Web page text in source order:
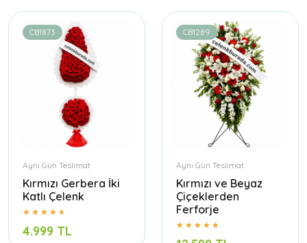
CB1873
Aynı Gün Teslimat
Kırmızı Gerbera İki
Katlı Çelenk
4.999 TL
CB1289
Aynı Gün Teslimat
Kırmızı ve Beyaz
Çiçeklerden
Ferforje